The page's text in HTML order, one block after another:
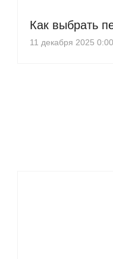
Как выбрать
11 декабря 2025 0:00